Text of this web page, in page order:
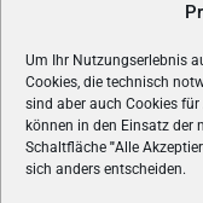
Um Ihr Nutzungserlebnis
Cookies, die technisch
sind aber auch Cookies
können in den Einsatz
Schaltfläche "Alle
sich anders entscheiden.